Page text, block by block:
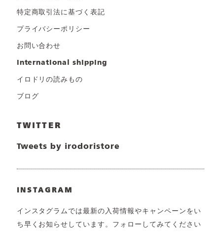
特定商取引法に基づく表記
プライバシーポリシー
お問い合わせ
international shipping
イロドリの読みもの
ブログ
TWITTER
Tweets by irodoristore
INSTAGRAM
インスタグラムでは最新の入荷情報やキャンペーンをい
ち早くお知らせしています。フォローしてみてください